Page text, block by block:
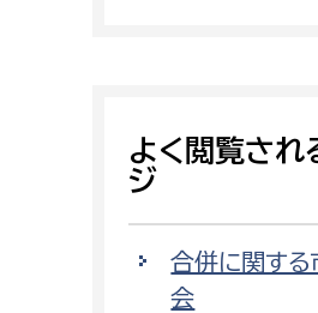
よく閲覧され
ジ
合併に関する
会